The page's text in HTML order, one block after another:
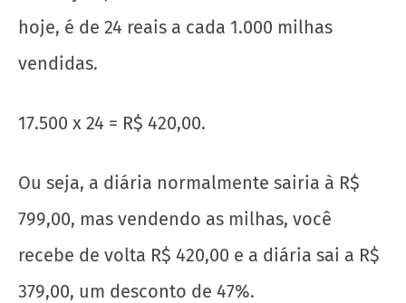
O hotel da imagem está com a diária de R$
917,00, e o site está dando 17.500 milhas,
que equivale ao desconto de R$ 420,00, a